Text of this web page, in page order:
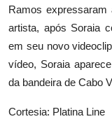
Ramos
artista, após Soraia
em seu novo
vídeo, Soraia
da bandeira de Cabo
Cortesia: Platina Line